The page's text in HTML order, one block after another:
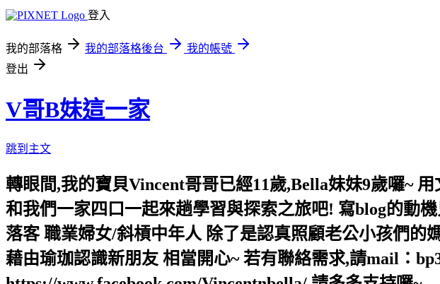
登入
我的部落格 我的部落格後台
我的帳號
登出
V哥B妹這一家
跳到主文
轉眼間,我的寶貝Vincent哥哥已經11歲,Bella妹妹9歲囉~
和我們一家四口一起來趟學習與探索之旅吧! 寫blog的動
落客 職業婦女/斜槓中年人 除了是認真照顧老公小孩們
藉由瑜珈認識新朋友 相當開心~ 若有聯絡需求,請mail：